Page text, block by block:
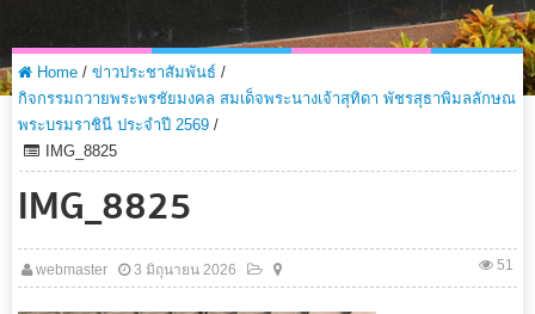
Home / ข่าวประชาสัมพันธ์ /
กิจกรรมถวายพระพรชัยมงคล สมเด็จพระนางเจ้าสุทิดา พัชรสุธาพิมลลักษณ
พระบรมราชินี ประจำปี 2569 /
IMG_8825
IMG_8825
webmaster 3 มิถุนายน 2026 51